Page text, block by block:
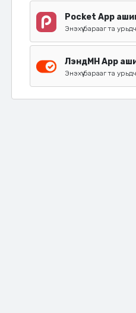
Pocket App
Энэхүү барааг та
ЛэндМН App
Энэхүү барааг та